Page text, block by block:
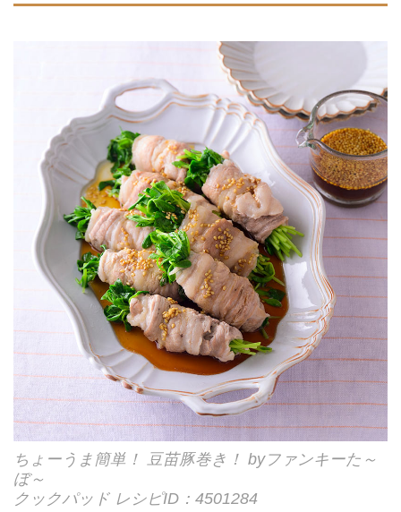
ちょーうま簡単！ 豆苗豚巻き！ byファンキーた～
ぼ～
クックパッド レシピID：4501284